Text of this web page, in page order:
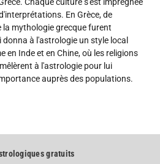
En Grèce, de
la mythologie grecque furent
à l'astrologie un style local
en Inde et en Chine, où les religions
à l'astrologie pour lui
auprès des populations.
gratuits